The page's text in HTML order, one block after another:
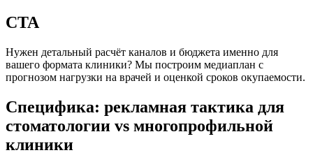
CTA
Нужен детальный расчёт каналов и бюджета именно для
вашего формата клиники? Мы построим медиаплан с
прогнозом нагрузки на врачей и оценкой сроков окупаемости.
Специфика: рекламная тактика для
стоматологии vs многопрофильной
клиники